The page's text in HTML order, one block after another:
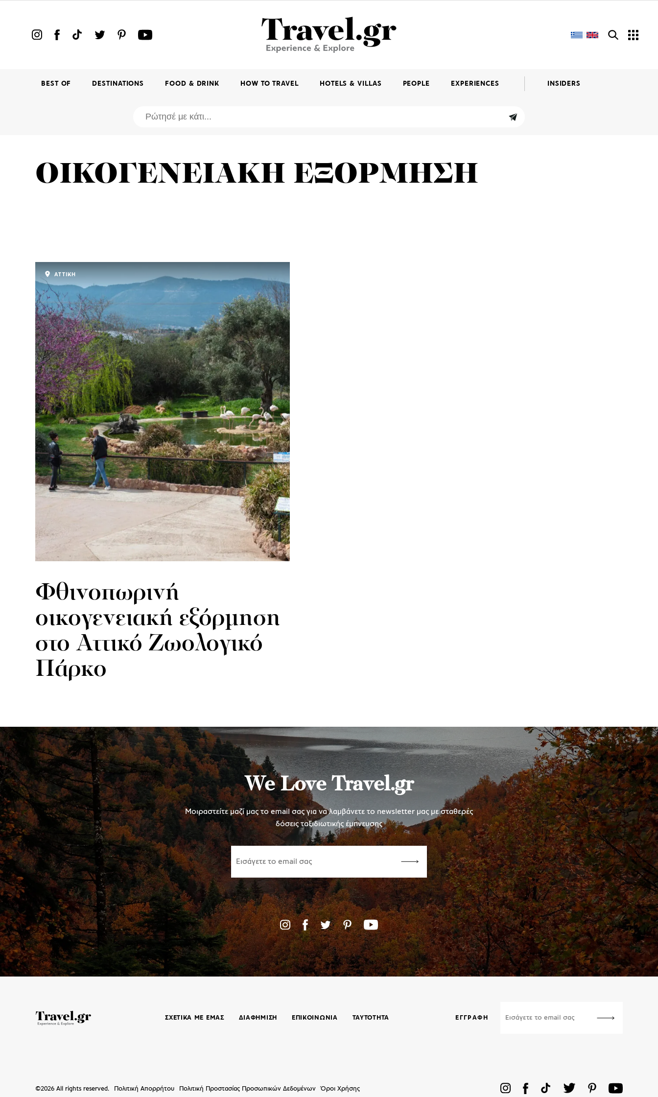
BEST OF DESTINATIONS FOOD & DRINK HOW TO TRAVEL HOTELS & VILLAS PEOPLE EXPERIENCES INSIDERS
ΟΙΚΟΓΕΝΕΙΑΚΗ ΕΞΟΡΜΗΣΗ
Φθινοπωρινή
οικογενειακή εξόρμηση
στο Αττικό Ζωολογικό
Πάρκο
ΑΤΤΙΚΗ
We Love Travel.gr
Μοιραστείτε μαζί μας το email σας για να λαμβάνετε το newsletter μας με σταθερές
δόσεις ταξιδιωτικής έμπνευσης
ΣΧΕΤΙΚΑ ΜΕ ΕΜΑΣ ΔΙΑΦΗΜΙΣΗ ΕΠΙΚΟΙΝΩΝΊΑ ΤΑΥΤΟΤΗΤΑ ΕΓΓΡΑΦΉ
©2026 All rights reserved. Πολιτική Απορρήτου Πολιτική Προστασίας Προσωπικών Δεδομένων Όροι Χρήσης